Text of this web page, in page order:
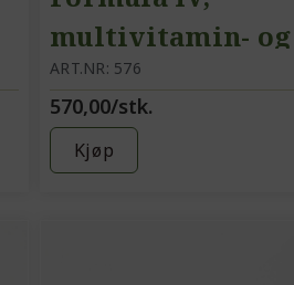
multivitamin- og
mineraltilskudd
ART.NR: 576
570,00/stk.
Kjøp